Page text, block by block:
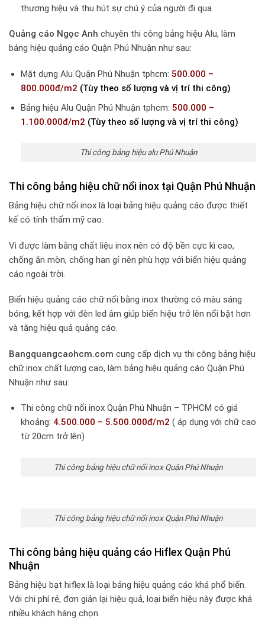
thương hiệu và thu hút sự chú ý của người đi qua.
Quảng cáo Ngọc Anh chuyên thi công bảng hiệu Alu, làm
bảng hiệu quảng cáo Quận Phú Nhuận như sau:
Mặt dựng Alu Quận Phú Nhuận tphcm: 500.000 –
800.000đ/m2 (Tùy theo số lượng và vị trí thi công)
Bảng hiệu Alu Quận Phú Nhuận tphcm: 500.000 –
1.100.000đ/m2 (Tùy theo số lượng và vị trí thi công)
Thi công bảng hiệu alu Phú Nhuận
Thi công bảng hiệu chữ nổi inox tại Quận Phú Nhuận
Bảng hiệu chữ nổi inox là loại bảng hiệu quảng cáo được thiết
kế có tính thẩm mỹ cao.
Vì được làm bằng chất liệu inox nên có độ bền cực kì cao,
chống ăn mòn, chống han gỉ nên phù hợp với biển hiệu quảng
cáo ngoài trời.
Biển hiệu quảng cáo chữ nổi bằng inox thường có màu sáng
bóng, kết hợp với đèn led âm giúp biển hiệu trở lên nổi bật hơn
và tăng hiệu quả quảng cáo.
Bangquangcaohcm.com cung cấp dịch vụ thi công bảng hiệu
chữ inox chất lượng cao, làm bảng hiệu quảng cáo Quận Phú
Nhuận như sau:
Thi công chữ nổi inox Quận Phú Nhuận – TPHCM có giá
khoảng: 4.500.000 – 5.500.000đ/m2 ( áp dụng với chữ cao
từ 20cm trở lên)
Thi công bảng hiệu chữ nổi inox Quận Phú Nhuận
Thi công bảng hiệu chữ nổi inox Quận Phú Nhuận
Thi công bảng hiệu quảng cáo Hiflex Quận Phú
Nhuận
Bảng hiệu bạt hiflex là loại bảng hiệu quảng cáo khá phổ biến.
Với chi phí rẻ, đơn giản lại hiệu quả, loại biển hiệu này được khá
nhiều khách hàng chọn.